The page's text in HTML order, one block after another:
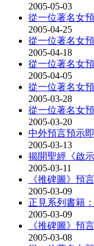
2005-05-03
從一位著名女
2005-04-25
從一位著名女
2005-04-18
從一位著名女
2005-04-05
從一位著名女
2005-03-28
從一位著名女
2005-03-20
中外預言預示
2005-03-13
揭開聖經《啟
2005-03-11
《推碑圖》預
2005-03-09
正見系列書籍
2005-03-09
《推碑圖》預
2005-03-08